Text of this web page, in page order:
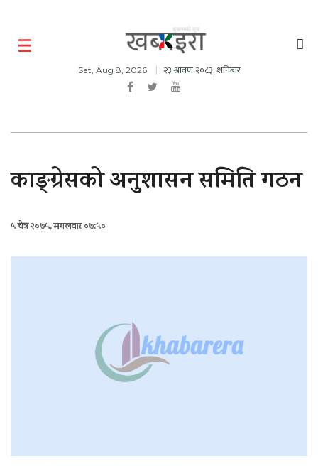
Sat, Aug 8, 2026 २३ श्रावण २०८३, शनिबार
काङ्ग्रेसको अनुशासन समिति गठन
५ चैत्र २०७५, मंगलवार ०७:५०